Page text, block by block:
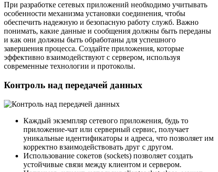
При разработке сетевых приложений необходимо учитывать
особенности механизма установки соединения, чтобы
обеспечить надежную и безопасную работу служб. Важно
понимать, какие данные и сообщения должны быть переданы
и как они должны быть обработаны для успешного
завершения процесса. Создайте приложения, которые
эффективно взаимодействуют с сервером, используя
современные технологии и протоколы.
Контроль над передачей данных
Каждый экземпляр сетевого приложения, будь то
приложение-чат или серверный сервис, получает
уникальные идентификаторы и адреса, что позволяет им
корректно взаимодействовать друг с другом.
Использование сокетов (sockets) позволяет создать
устойчивые связи между клиентом и сервером.